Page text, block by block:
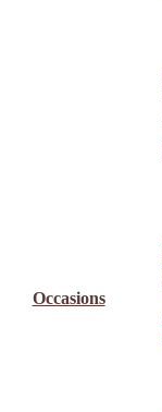
Occasions